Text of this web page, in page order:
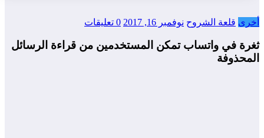
أخرى قلعة الشروح نوفمبر 16, 2017 0 تعليقات
ثغرة في واتساب تمكن المستخدمين من قراءة الرسائل
المحذوفة